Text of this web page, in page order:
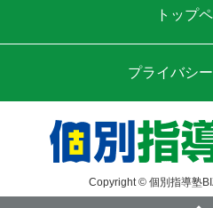
トップ
プライバシ
Copyright © 個別指導塾